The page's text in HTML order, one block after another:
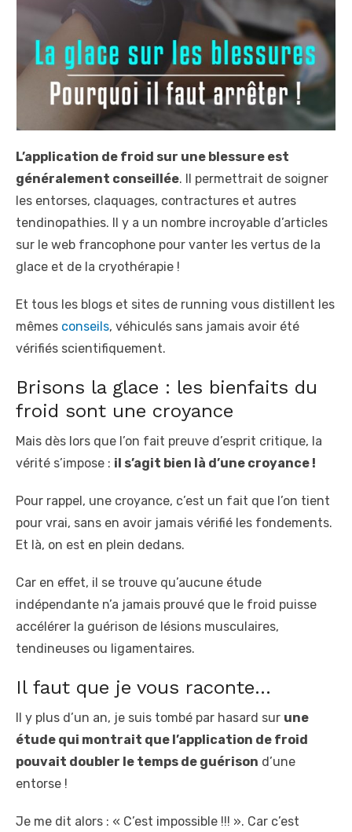
L’application de froid sur une blessure est
généralement conseillée. Il permettrait de soigner
les entorses, claquages, contractures et autres
tendinopathies. Il y a un nombre incroyable d’articles
sur le web francophone pour vanter les vertus de la
glace et de la cryothérapie !
Et tous les blogs et sites de running vous distillent les
mêmes conseils, véhiculés sans jamais avoir été
vérifiés scientifiquement.
Brisons la glace : les bienfaits du
froid sont une croyance
Mais dès lors que l’on fait preuve d’esprit critique, la
vérité s’impose : il s’agit bien là d’une croyance !
Pour rappel, une croyance, c’est un fait que l’on tient
pour vrai, sans en avoir jamais vérifié les fondements.
Et là, on est en plein dedans.
Car en effet, il se trouve qu’aucune étude
indépendante n’a jamais prouvé que le froid puisse
accélérer la guérison de lésions musculaires,
tendineuses ou ligamentaires.
Il faut que je vous raconte…
Il y plus d’un an, je suis tombé par hasard sur une
étude qui montrait que l’application de froid
pouvait doubler le temps de guérison d’une
entorse !
Je me dit alors : « C’est impossible !!! ». Car c’est